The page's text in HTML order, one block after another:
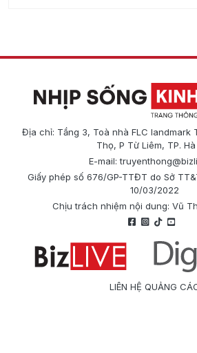
Địa chỉ: Tầng 3, Toà nhà FLC landmark
Thọ, P Từ Liêm, TP. Hà
E-mail:
Giấy phép số 676/GP-TTĐT do Sở
10/03/2022
Chịu trách nhiệm nội dung: Vũ
LIÊN HỆ QUẢNG